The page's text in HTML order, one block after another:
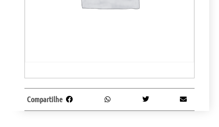
Compartilhe